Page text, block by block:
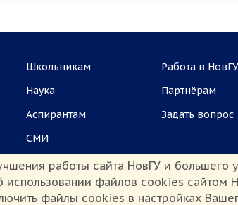
Школьникам
Наука
Аспирантам
СМИ
Работа в НовГУ
Партнёрам
Задать вопрос
работы сайта НовГУ и большего
файлов cookies сайтом
файлы cookies в настройках